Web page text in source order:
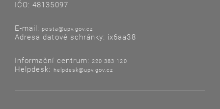
IČO: 48135097
E-mail: posta@upv.gov.cz
Adresa datové schránky: ix6aa38
Informační centrum: 220 383 120
Helpdesk: helpdesk@upv.gov.cz